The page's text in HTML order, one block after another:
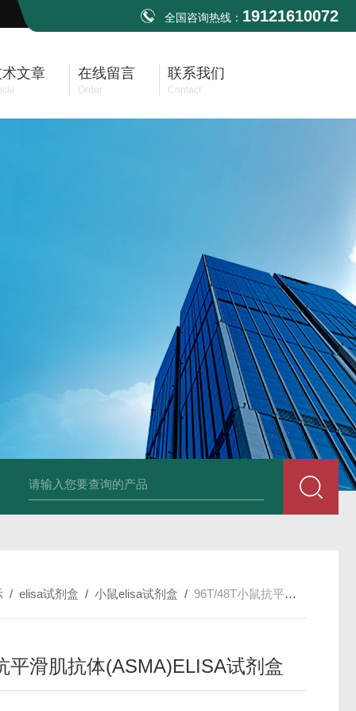
全国咨询热线： 19121610072
文章 在线留言
Order
联系我们
Contact
96T/48T植物可溶性淀粉（s-starch）ELISA试剂
/elisa试剂盒 /小鼠elisa试剂盒 / 96T/48T小鼠抗平滑肌抗体(ASMA)ELISA试剂盒
平滑肌抗体(ASMA)ELISA试剂盒